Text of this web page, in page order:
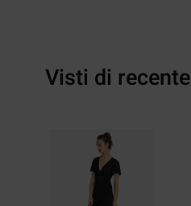
Visti di recente